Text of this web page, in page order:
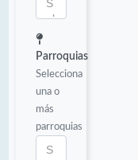
Parroquias
Selecciona
una o
más
parroquias